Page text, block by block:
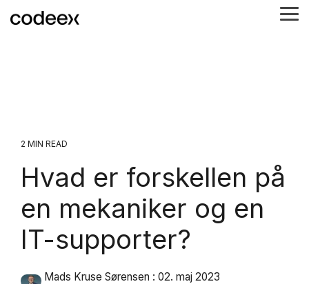
to
2 MIN READ
Hvad er forskellen på
en mekaniker og en
IT-supporter?
Mads Kruse Sørensen : 02. maj 2023